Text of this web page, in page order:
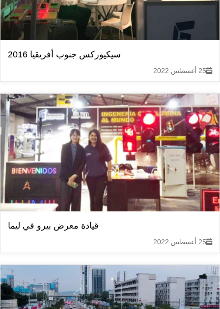
سيكيوركس جنوب أفريقيا 2016
25 أغسطس 2022
قيادة معرض بيرو في ليما
25 أغسطس 2022